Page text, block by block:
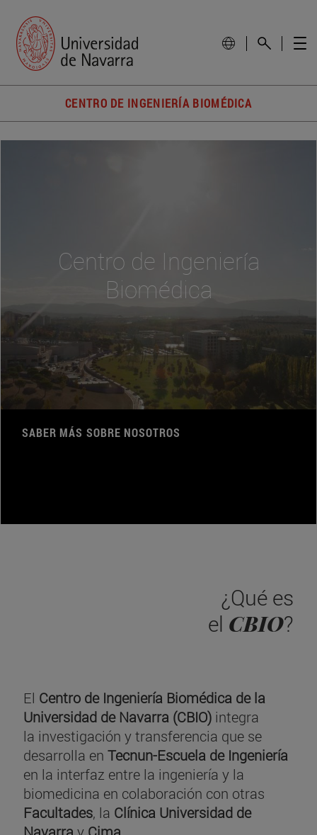
CENTRO DE INGENIERÍA BIOMÉDICA
Centro de Ingeniería
Biomédica
SABER MÁS SOBRE NOSOTROS
¿Qué es
el CBIO?
El Centro de Ingeniería Biomédica de la
Universidad de Navarra (CBIO) integra
la investigación y transferencia que se
desarrolla en Tecnun-Escuela de Ingeniería
en la interfaz entre la ingeniería y la
biomedicina en colaboración con otras
Facultades, la Clínica Universidad de